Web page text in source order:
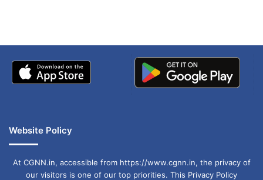
Website Policy
At CGNN.in, accessible from https://www.cgnn.in, the privacy of
our visitors is one of our top priorities. This Privacy Policy